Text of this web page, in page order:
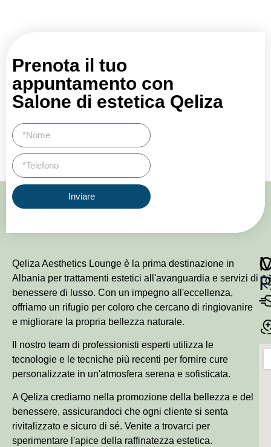
Prenota il tuo
appuntamento con
Salone di estetica Qeliza
Inviare
Qeliza Aesthetics Lounge è la prima destinazione in
Albania per trattamenti estetici all'avanguardia e servizi di
benessere di lusso. Con un impegno all'eccellenza,
offriamo un rifugio per coloro che cercano di ringiovanire
e migliorare la propria bellezza naturale.
Il nostro team di professionisti esperti utilizza le
tecnologie e le tecniche più recenti per fornire cure
personalizzate in un'atmosfera serena e sofisticata.
A Qeliza crediamo nella promozione della bellezza e del
benessere, assicurandoci che ogni cliente si senta
rivitalizzato e sicuro di sé. Venite a trovarci per
sperimentare l'apice della raffinatezza estetica.